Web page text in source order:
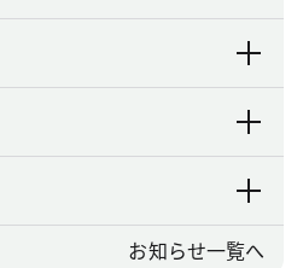
お知らせ一覧へ